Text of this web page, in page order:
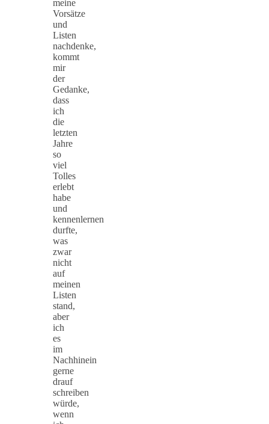
meine
Vorsätze
und
Listen
nachdenke,
kommt
mir
der
Gedanke,
dass
ich
die
letzten
Jahre
so
viel
Tolles
erlebt
habe
und
kennenlernen
durfte,
was
zwar
nicht
auf
meinen
Listen
stand,
aber
ich
es
im
Nachhinein
gerne
drauf
schreiben
würde,
wenn